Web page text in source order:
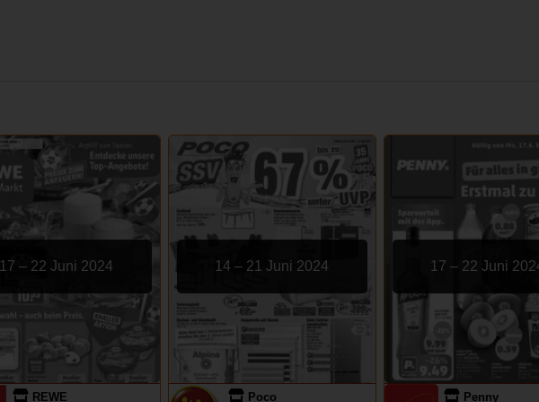
17 – 22 Juni 2024
REWE
14 – 21 Juni 2024
Poco
17 – 22 Juni
Penny